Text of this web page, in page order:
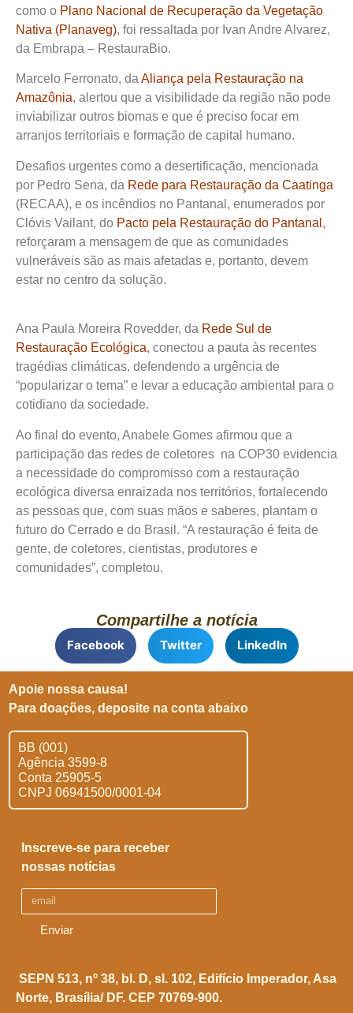
como o Plano Nacional de Recuperação da Vegetação
Nativa (Planaveg), foi ressaltada por Ivan Andre Alvarez,
da Embrapa – RestauraBio.
Marcelo Ferronato, da Aliança pela Restauração na
Amazônia, alertou que a visibilidade da região não pode
inviabilizar outros biomas e que é preciso focar em
arranjos territoriais e formação de capital humano.
Desafios urgentes como a desertificação, mencionada
por Pedro Sena, da Rede para Restauração da Caatinga
(RECAA), e os incêndios no Pantanal, enumerados por
Clóvis Vailant, do Pacto pela Restauração do Pantana ,
reforçaram a mensagem de que as comunidades
vulneráveis são as mais afetadas e, portanto, devem
estar no centro da solução.
Ana Paula Moreira Rovedder, da Rede Sul de
Restauração Ecológica, conectou a pauta às recentes
tragédias climáticas, defendendo a urgência de
“popularizar o tema” e levar a educação ambiental para o
cotidiano da sociedade.
Ao final do evento, Anabele Gomes afirmou que a
participação das redes de coletores na COP30 evidencia
a necessidade do compromisso com a restauração
ecológica diversa enraizada nos territórios, fortalecendo
as pessoas que, com suas mãos e saberes, plantam o
futuro do Cerrado e do Brasil. “A restauração é feita de
gente, de coletores, cientistas, produtores e
comunidades”, completou.
Compartilhe a notícia
Facebook Twitter LinkedIn
Apoie nossa causa!
Para doações, deposite na conta abaixo
BB (001)
Agência 3599-8
Conta 25905-5
CNPJ 06941500/0001-04
Enviar
Inscreve-se para receber
nossas notícias
SEPN 513, nº 38, bl. D, sl. 102, Edifício Imperador, Asa
Norte, Brasília/ DF. CEP 70769-900.